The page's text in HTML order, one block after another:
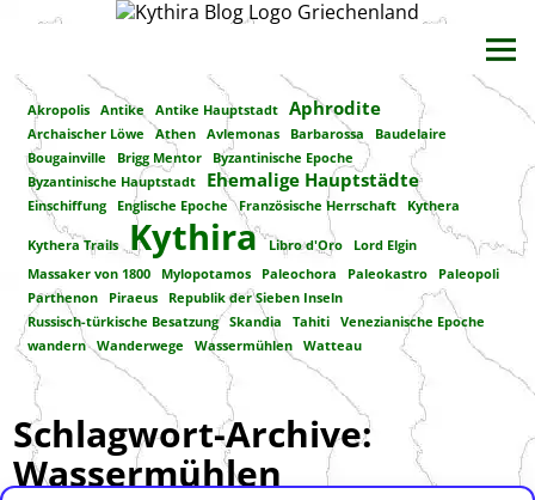
Akropolis Antike Antike Hauptstadt Aphrodite
Archaischer Löwe Athen Avlemonas Barbarossa
Baudelaire
Bougainville
Brigg Mentor
Byzantinische Epoche
Byzantinische Hauptstadt
Ehemalige Hauptstädte
Einschiffung Englische Epoche Französische Herrschaft Kythera
Kythera Trails Kythira Libro d'Oro
Lord Elgin
Massaker von 1800
Mylopotamos Paleochora Paleokastro
Paleopoli
Parthenon
Piraeus
Republik der Sieben Inseln
Russisch-türkische Besatzung
Skandia Tahiti
Venezianische Epoche
wandern
Wanderwege Wassermühlen Watteau
Schlagwort-Archive:
Wassermühlen